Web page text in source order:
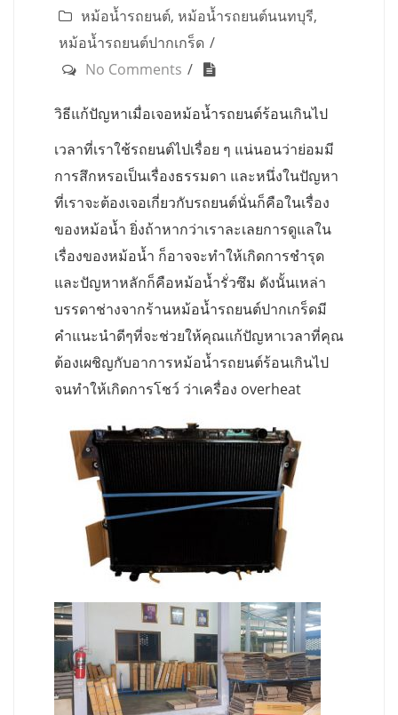
หม้อน้ำรถยนต์, หม้อน้ำรถยนต์นนทบุรี,
หม้อน้ำรถยนต์ปากเกร็ด
No Comments
วิธีแก้ปัญหาเมื่อเจอหม้อน้ำรถยนต์ร้อนเกินไป
เวลาที่เราใช้รถยนต์ไปเรื่อย ๆ แน่นอนว่าย่อมมี
การสึกหรอเป็นเรื่องธรรมดา และหนึ่งในปัญหา
ที่เราจะต้องเจอเกี่ยวกับรถยนต์นั่นก็คือในเรื่อง
ของหม้อน้ำ ยิ่งถ้าหากว่าเราละเลยการดูแลใน
เรื่องของหม้อน้ำ ก็อาจจะทำให้เกิดการชำรุด
และปัญหาหลักก็คือหม้อน้ำรั่วซึม ดังนั้นเหล่า
บรรดาช่างจากร้านหม้อน้ำรถยนต์ปากเกร็ดมี
คำแนะนำดีๆที่จะช่วยให้คุณแก้ปัญหาเวลาที่คุณ
ต้องเผชิญกับอาการหม้อน้ำรถยนต์ร้อนเกินไป
จนทำให้เกิดการโชว์ ว่าเครื่อง overheat